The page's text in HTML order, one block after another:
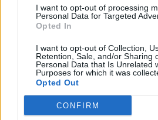
I want to opt-out of processing
Personal Data for Targeted
Opted In
I want to opt-out of Collection,
Retention, Sale, and/or Sharing
Personal Data that Is Unrelated
Purposes for which it was
Opted Out
CONFIRM
Žinios | Lietuvos diena
Avarija Vilniuje: į stotelę įsirėžęs
dvi moteris
Žinios | Lietuvos diena
Visi įrašai